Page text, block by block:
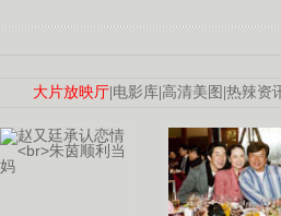
大片放映厅 电影库 高清美图 热辣资